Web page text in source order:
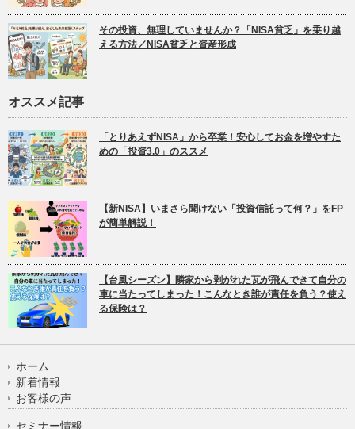
その投資、無理していませんか？「NISA貧乏」を乗り越
える方法／NISA貧乏と資産形成
オススメ記事
「とりあえずNISA」から卒業！安心してお金を増やすた
めの「投資3.0」のススメ
【新NISA】いまさら聞けない「投資信託って何？」をFP
が簡単解説！
【台風シーズン】隣家から剥がれた瓦が飛んできて自分の
車に当たってしまった！こんなとき誰が責任を負う？使え
る保険は？
ホーム
新着情報
お客様の声
セミナー情報